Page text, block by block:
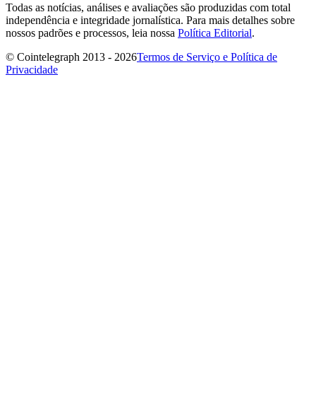
Todas as notícias, análises e avaliações são produzidas com total
independência e integridade jornalística. Para mais detalhes sobre
nossos padrões e processos, leia nossa Política Editorial.
© Cointelegraph 2013 - 2026Termos de Serviço e Política de
Privacidade